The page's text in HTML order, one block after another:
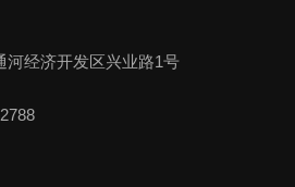
河经济开发区兴业路1号